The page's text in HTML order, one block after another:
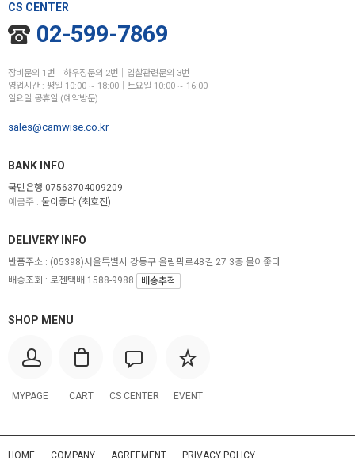
CS CENTER
02-599-7869
장비문의 1번│하우징문의 2번│입찰관련문의 3번
영업시간 : 평일 10:00 ~ 18:00│토요일 10:00 ~ 16:00
일요일 공휴일 (예약방문)
sales@camwise.co.kr
BANK INFO
국민은행 07563704009209
예금주 : 물이좋다 (최호진)
SHOP MENU
MYPAGE CART CS CENTER EVENT
DELIVERY INFO
반품주소 : (05398)서울특별시 강동구 올림픽로48길 27 3층 물이좋다
배송조회 : 로젠택배 1588-9988
배송추적
HOME COMPANY AGREEMENT PRIVACY POLICY